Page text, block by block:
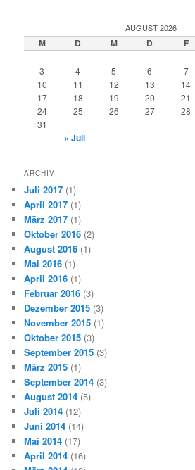
AUGUST 2026
M D M D F
3
4 5 6 7
10
11 12 13 14
17
18 19 20 21
24
25 26 27 28
31
« Juli
ARCHIV
Juli 2017 (1)
April 2017 (1)
März 2017 (1)
Oktober 2016 (2)
August 2016 (1)
Mai 2016 (1)
April 2016 (1)
Februar 2016 (3)
Dezember 2015 (3)
November 2015 (1)
Oktober 2015 (3)
September 2015 (3)
März 2015 (1)
September 2014 (3)
August 2014 (5)
Juli 2014 (12)
Juni 2014 (14)
Mai 2014 (17)
April 2014 (16)